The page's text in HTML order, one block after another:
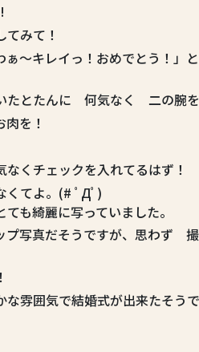
みて！
～キレイっ！おめでとう！」
たとたんに 何気なく 二の腕
を！
くチェックを入れてるはず！
くてよ。(# ﾟДﾟ)
も綺麗に写っていました。
プ写真だそうですが、思わず
雰囲気で結婚式が出来たそうで